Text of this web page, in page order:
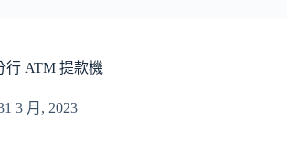
行 ATM 提款機
3 月, 2023